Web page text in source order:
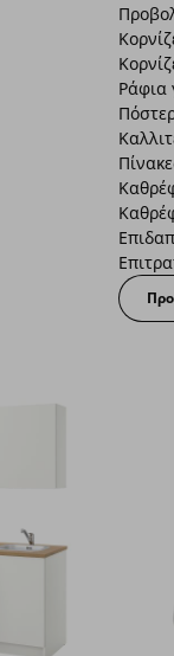
Ράφια